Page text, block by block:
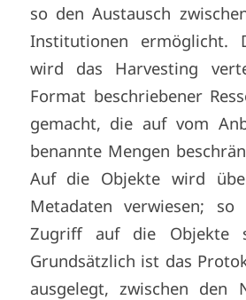
so den Austausch
Institutionen ermöglicht.
wird das Harvesting
Format beschriebener
gemacht, die auf vom
benannte Mengen
Auf die Objekte wird
Metadaten verwiesen;
Zugriff auf die Objekte
Grundsätzlich ist das
ausgelegt, zwischen den